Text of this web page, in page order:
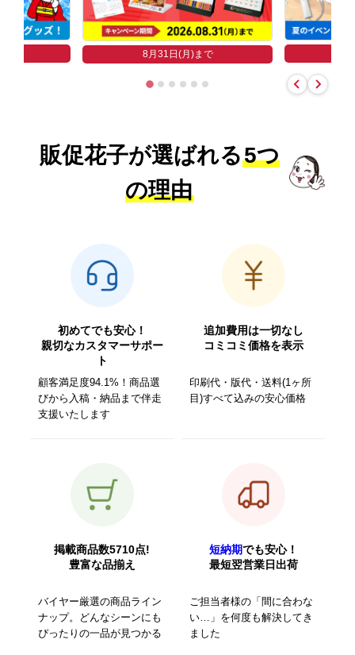
8月31日(月)まで
販促花子が選ばれる5つ
の理由
初めてでも安心！
親切なカスタマーサポー
ト
顧客満足度94.1%！商品選
びから入稿・納品まで伴走
支援いたします
追加費用は一切なし
コミコミ価格を表示
印刷代・版代・送料(1ヶ所
目)すべて込みの安心価格
掲載商品数5710点!
豊富な品揃え
バイヤー厳選の商品ライン
ナップ。どんなシーンにも
ぴったりの一品が見つかる
短納期でも安心！
最短翌営業日出荷
ご担当者様の「間に合わな
い…」を何度も解決してき
ました